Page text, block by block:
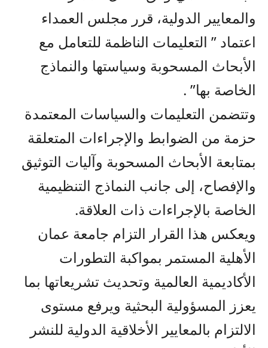
والمعايير الدولية، قرر مجلس العمداء
اعتماد ” التعليمات الناظمة للتعامل مع
الأبحاث المسحوبة وسياستها والنماذج
الخاصة بها” .
وتتضمن التعليمات والسياسات المعتمدة
حزمة من الضوابط والإجراءات المتعلقة
بمتابعة الأبحاث المسحوبة وآليات التوثيق
والإفصاح، إلى جانب النماذج التنظيمية
الخاصة بالإجراءات ذات العلاقة.
ويعكس هذا القرار التزام جامعة عمان
الأهلية المستمر بمواكبة التطورات
الأكاديمية العالمية وتحديث تشريعاتها بما
يعزز المسؤولية البحثية ويرفع مستوى
الالتزام بالمعايير الأخلاقية الدولية للنشر